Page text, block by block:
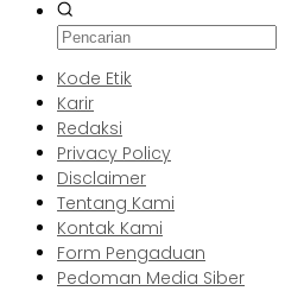
Kode Etik
Karir
Redaksi
Privacy Policy
Disclaimer
Tentang Kami
Kontak Kami
Form Pengaduan
Pedoman Media Siber